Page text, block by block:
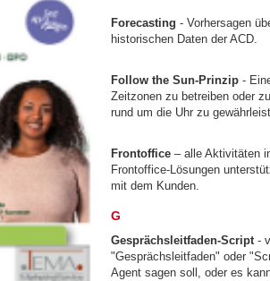
Forecasting - Vorhersagen
historischen Daten der ACD.
Follow the Sun-Prinzip -
Zeitzonen zu betreiben oder
rund um die Uhr zu
Frontoffice – alle Aktivitäten
Frontoffice-Lösungen
mit dem Kunden.
G
Gesprächsleitfaden-Script-
"Gesprächsleitfaden" oder
Agent sagen soll, oder es